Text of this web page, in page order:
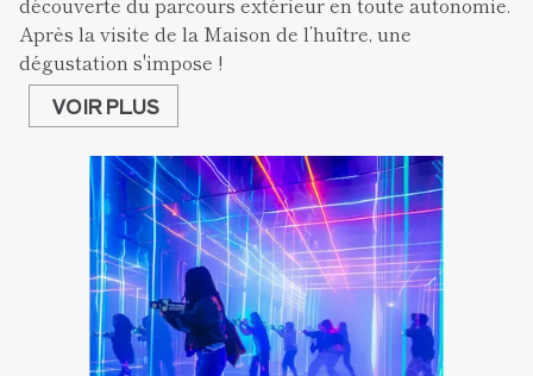
Après la visite de la Maison de l’huître, une
dégustation s'impose !
VOIR PLUS